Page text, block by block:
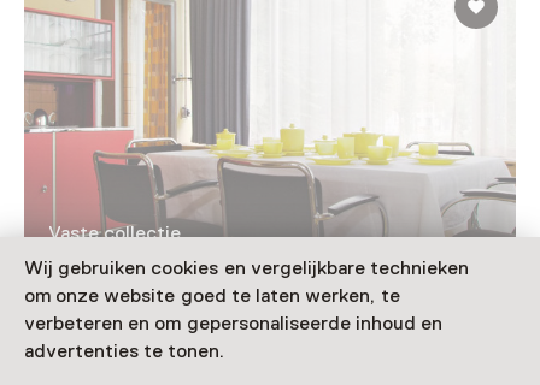
Wij gebruiken cookies en vergelijkbare technieken
om onze website goed te laten werken, te
verbeteren en om gepersonaliseerde inhoud en
advertenties te tonen.
Vaste collectie
Huis Sonneveld
Voor 5 t/m 18 jaar en volwassenen